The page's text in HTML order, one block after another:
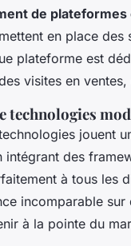
de
en place
plateforme est
visites en
technologies
jouent
intégrant des
à tous les
incomparable
à la pointe du